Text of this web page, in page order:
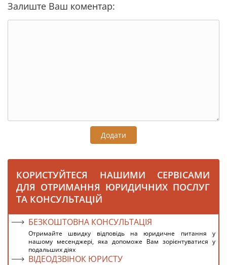
Залиште Ваш коментар:
Додати
КОРИСТУЙТЕСЯ НАШИМИ СЕРВІСАМИ
ДЛЯ ОТРИМАННЯ ЮРИДИЧНИХ ПОСЛУГ
ТА КОНСУЛЬТАЦІЙ
БЕЗКОШТОВНА КОНСУЛЬТАЦІЯ
Отримайте швидку відповідь на юридичне питання у
нашому месенджері, яка допоможе Вам зорієнтуватися у
подальших діях
ВІДЕОДЗВІНОК ЮРИСТУ